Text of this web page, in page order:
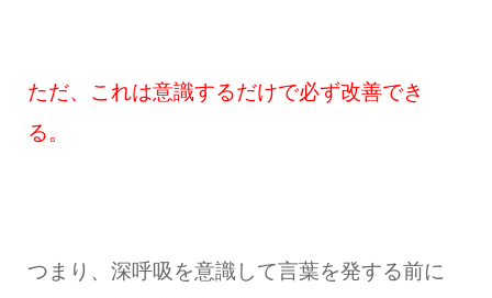
ただ、これは意識するだけで必ず改善でき
る。
つまり、深呼吸を意識して言葉を発する前に